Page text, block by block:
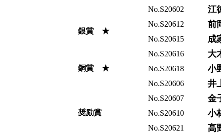
銀賞 ★
No.S20602 江
No.S20612 前
No.S20615 成
No.S20616 大
銅賞 ★ No.S20618 小
奨励賞
No.S20606 井
No.S20607 金
No.S20610 小
No.S20621 高